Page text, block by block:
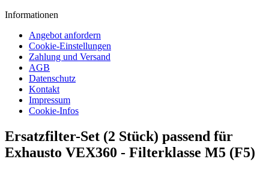
Informationen
Angebot anfordern
Cookie-Einstellungen
Zahlung und Versand
AGB
Datenschutz
Kontakt
Impressum
Cookie-Infos
Ersatzfilter-Set (2 Stück) passend für
Exhausto VEX360 - Filterklasse M5 (F5)